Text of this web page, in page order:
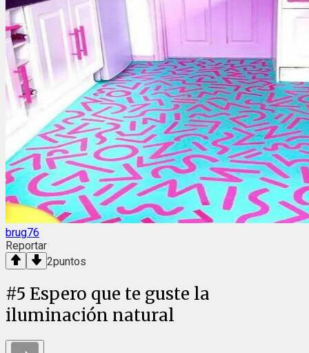
brug76
Reportar
2puntos
#5 Espero que te guste la
iluminación natural